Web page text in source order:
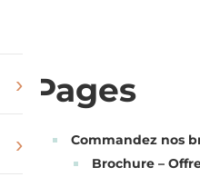
›
›
Pages
Commandez nos
Brochure –